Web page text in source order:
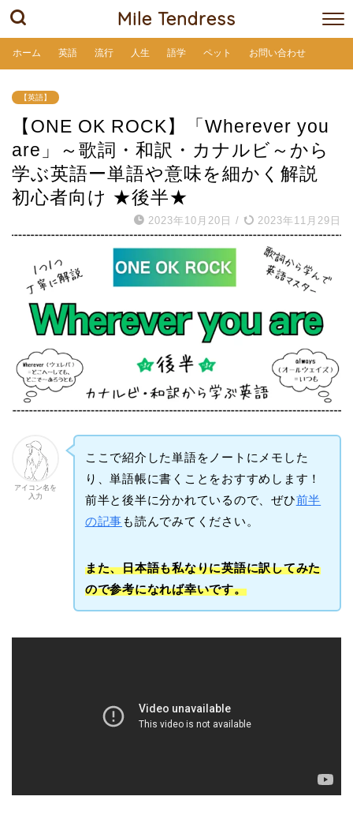
Mile Tendress
ホーム 英語 流行 人生 語学 ペット お問い合わせ
【英語】
【ONE OK ROCK】「Wherever you
are」～歌詞・和訳・カナルビ～から
学ぶ英語ー単語や意味を細かく解説
初心者向け ★後半★
2023年10月20日 / 2023年11月29日
アイコン名を
入力
ここで紹介した単語をノートにメモした
り、単語帳に書くことをおすすめします！
前半と後半に分かれているので、ぜひ前半
の記事も読んでみてください。
また、日本語も私なりに英語に訳してみた
ので参考になれば幸いです。